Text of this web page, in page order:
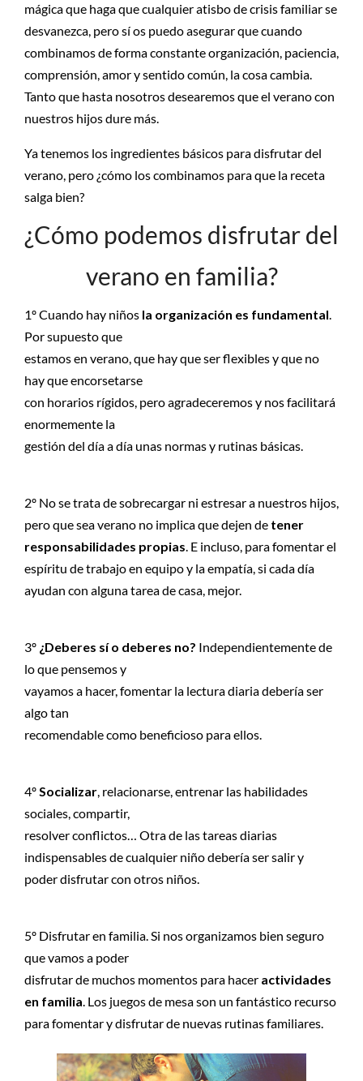
mágica que haga que cualquier atisbo de crisis familiar se
desvanezca, pero sí os puedo asegurar que cuando
combinamos de forma constante organización, paciencia,
comprensión, amor y sentido común, la cosa cambia.
Tanto que hasta nosotros desearemos que el verano con
nuestros hijos dure más.
Ya tenemos los ingredientes básicos para disfrutar del
verano, pero ¿cómo los combinamos para que la receta
salga bien?
¿Cómo podemos disfrutar del
verano en familia?
1º Cuando hay niños la organización es fundamental.
Por supuesto que
estamos en verano, que hay que ser flexibles y que no
hay que encorsetarse
con horarios rígidos, pero agradeceremos y nos facilitará
enormemente la
gestión del día a día unas normas y rutinas básicas.
2º No se trata de sobrecargar ni estresar a nuestros hijos,
pero que sea verano no implica que dejen de tener
responsabilidades propias. E incluso, para fomentar el
espíritu de trabajo en equipo y la empatía, si cada día
ayudan con alguna tarea de casa, mejor.
3º ¿Deberes sí o deberes no? Independientemente de
lo que pensemos y
vayamos a hacer, fomentar la lectura diaria debería ser
algo tan
recomendable como beneficioso para ellos.
4ºSocializar, relacionarse, entrenar las habilidades
sociales, compartir,
resolver conflictos… Otra de las tareas diarias
indispensables de cualquier niño debería ser salir y
poder disfrutar con otros niños.
5º Disfrutar en familia. Si nos organizamos bien seguro
que vamos a poder
disfrutar de muchos momentos para hacer actividades
en familia. Los juegos de mesa son un fantástico recurso
para fomentar y disfrutar de nuevas rutinas familiares.